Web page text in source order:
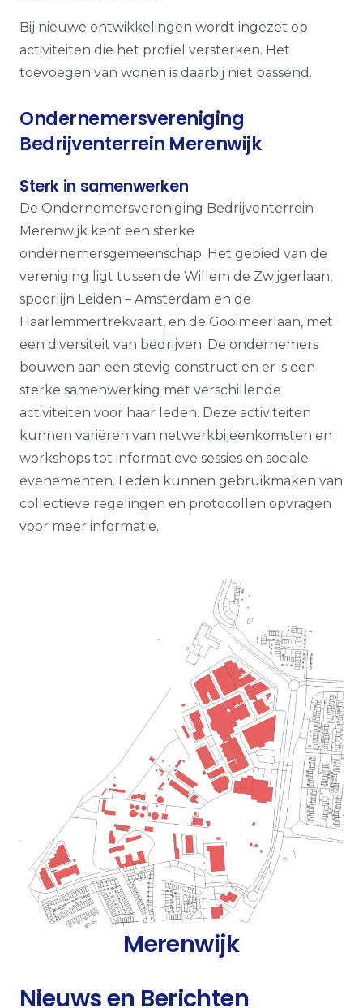
Bij nieuwe ontwikkelingen wordt ingezet op
activiteiten die het profiel versterken. Het
toevoegen van wonen is daarbij niet passend.
Ondernemersvereniging
Bedrijventerrein Merenwijk
Sterk in samenwerken
De Ondernemersvereniging Bedrijventerrein
Merenwijk kent een sterke
ondernemersgemeenschap. Het gebied van de
vereniging ligt tussen de Willem de Zwijgerlaan,
spoorlijn Leiden – Amsterdam en de
Haarlemmertrekvaart, en de Gooimeerlaan, met
een diversiteit van bedrijven. De ondernemers
bouwen aan een stevig construct en er is een
sterke samenwerking met verschillende
activiteiten voor haar leden. Deze activiteiten
kunnen variëren van netwerkbijeenkomsten en
workshops tot informatieve sessies en sociale
evenementen. Leden kunnen gebruikmaken van
collectieve regelingen en protocollen opvragen
voor meer informatie.
Merenwijk
Nieuws en Berichten